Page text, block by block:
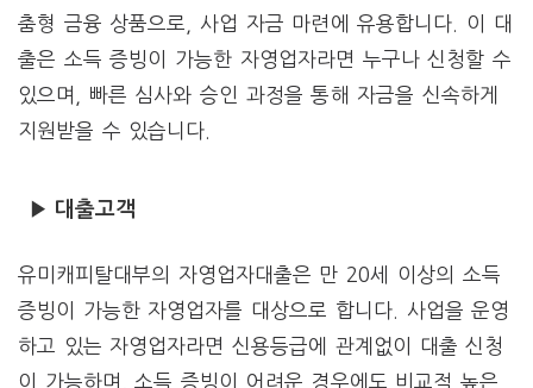
춤형 금융 상품으로, 사업 자금 마련에 유용합니다. 이 대
출은 소득 증빙이 가능한 자영업자라면 누구나 신청할 수
있으며, 빠른 심사와 승인 과정을 통해 자금을 신속하게
지원받을 수 있습니다.
▶ 대출고객
유미캐피탈대부의 자영업자대출은 만 20세 이상의 소득
증빙이 가능한 자영업자를 대상으로 합니다. 사업을 운영
하고 있는 자영업자라면 신용등급에 관계없이 대출 신청
이 가능하며, 소득 증빙이 어려운 경우에도 비교적 높은